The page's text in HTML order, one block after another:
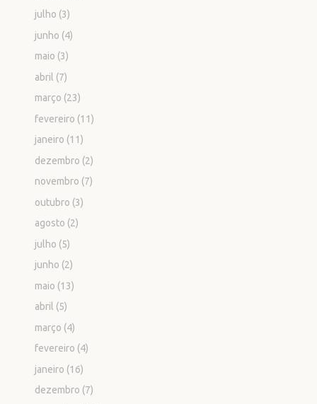
julho (3)
junho (4)
maio (3)
abril (7)
março (23)
fevereiro (11)
janeiro (11)
dezembro (2)
novembro (7)
outubro (3)
agosto (2)
julho (5)
junho (2)
maio (13)
abril (5)
março (4)
fevereiro (4)
janeiro (16)
dezembro (7)